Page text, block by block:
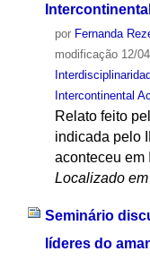
por Fernanda
modificação12/
Intercontinental
Relato feito
indicada pelo
aconteceu em
Localizado em
Seminário
líderes do